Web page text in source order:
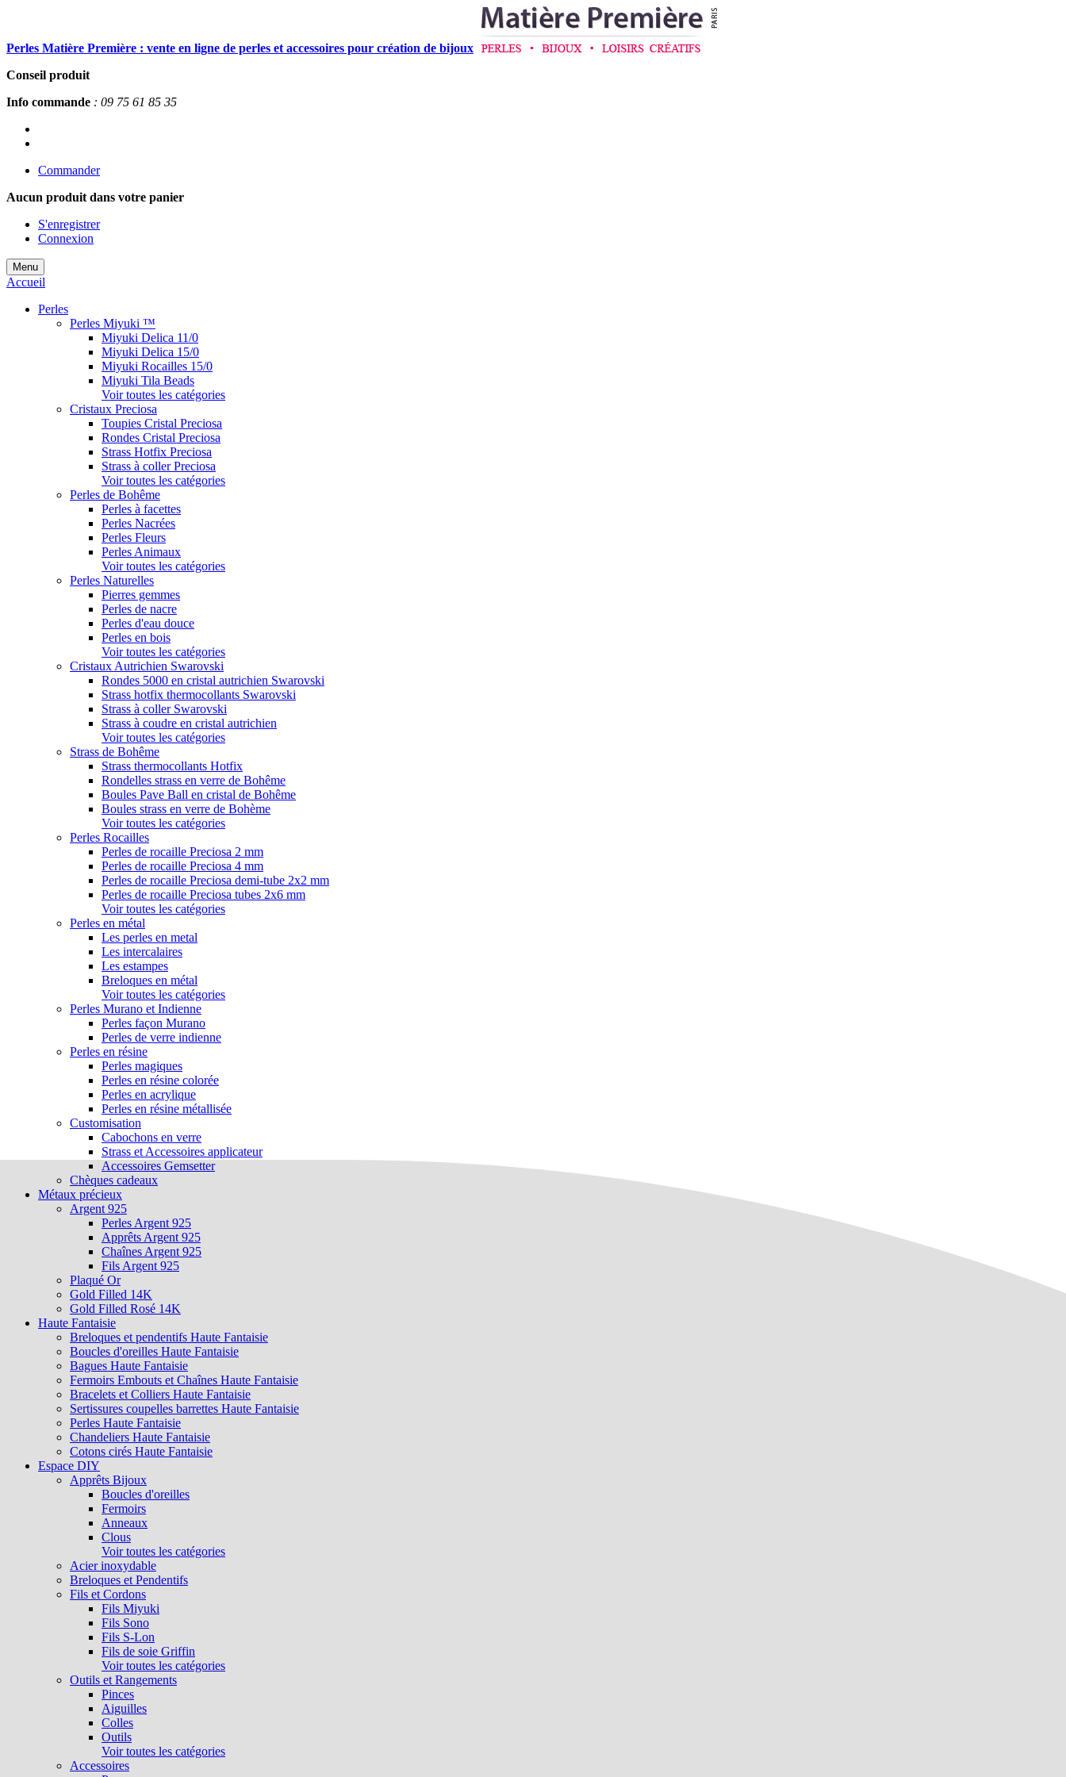
Perles Matière Première : vente en ligne de perles et accessoires pour création de bijoux
Conseil produit
Info commande : 09 75 61 85 35
Commander
Aucun produit dans votre panier
S'enregistrer
Connexion
Menu
Accueil
Perles
Perles Miyuki ™
Miyuki Delica 11/0
Miyuki Delica 15/0
Miyuki Rocailles 15/0
Miyuki Tila Beads
Voir toutes les catégories
Cristaux Preciosa
Toupies Cristal Preciosa
Rondes Cristal Preciosa
Strass Hotfix Preciosa
Strass à coller Preciosa
Voir toutes les catégories
Perles de Bohême
Perles à facettes
Perles Nacrées
Perles Fleurs
Perles Animaux
Voir toutes les catégories
Perles Naturelles
Pierres gemmes
Perles de nacre
Perles d'eau douce
Perles en bois
Voir toutes les catégories
Cristaux Autrichien Swarovski
Rondes 5000 en cristal autrichien Swarovski
Strass hotfix thermocollants Swarovski
Strass à coller Swarovski
Strass à coudre en cristal autrichien
Voir toutes les catégories
Strass de Bohême
Strass thermocollants Hotfix
Rondelles strass en verre de Bohême
Boules Pave Ball en cristal de Bohême
Boules strass en verre de Bohème
Voir toutes les catégories
Perles Rocailles
Perles de rocaille Preciosa 2 mm
Perles de rocaille Preciosa 4 mm
Perles de rocaille Preciosa demi-tube 2x2 mm
Perles de rocaille Preciosa tubes 2x6 mm
Voir toutes les catégories
Perles en métal
Les perles en metal
Les intercalaires
Les estampes
Breloques en métal
Voir toutes les catégories
Perles Murano et Indienne
Perles façon Murano
Perles de verre indienne
Perles en résine
Perles magiques
Perles en résine colorée
Perles en acrylique
Perles en résine métallisée
Customisation
Cabochons en verre
Strass et Accessoires applicateur
Accessoires Gemsetter
Chèques cadeaux
Métaux précieux
Argent 925
Perles Argent 925
Apprêts Argent 925
Chaînes Argent 925
Fils Argent 925
Plaqué Or
Gold Filled 14K
Gold Filled Rosé 14K
Haute Fantaisie
Breloques et pendentifs Haute Fantaisie
Boucles d'oreilles Haute Fantaisie
Bagues Haute Fantaisie
Fermoirs Embouts et Chaînes Haute Fantaisie
Bracelets et Colliers Haute Fantaisie
Sertissures coupelles barrettes Haute Fantaisie
Perles Haute Fantaisie
Chandeliers Haute Fantaisie
Cotons cirés Haute Fantaisie
Espace DIY
Apprêts Bijoux
Boucles d'oreilles
Fermoirs
Anneaux
Clous
Voir toutes les catégories
Acier inoxydable
Breloques et Pendentifs
Fils et Cordons
Fils Miyuki
Fils Sono
Fils S-Lon
Fils de soie Griffin
Voir toutes les catégories
Outils et Rangements
Pinces
Aiguilles
Colles
Outils
Voir toutes les catégories
Accessoires